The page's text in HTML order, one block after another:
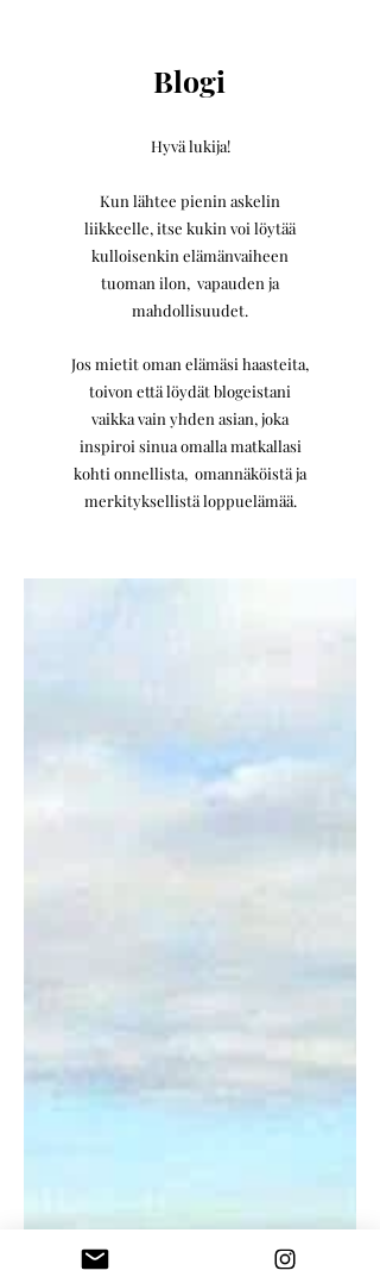
Blogi
Hyvä lukija!
Kun lähtee pienin askelin
liikkeelle,itse kukin voi löytää
kulloisenkin elämänvaiheen
tuoman ilon, vapauden ja
mahdollisuudet.
Jos mietit oman elämäsi haasteita,
toivon että löydät blogeistani
vaikka vain yhden asian, joka
inspiroi sinua omalla matkallasi
kohti onnellista, omannäköistä ja
merkityksellistä loppuelämää.